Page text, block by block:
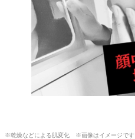
※乾燥などによる肌変化 ※画像はイメージです